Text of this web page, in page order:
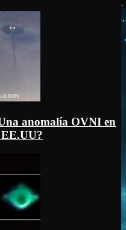
anomalía OVNI en